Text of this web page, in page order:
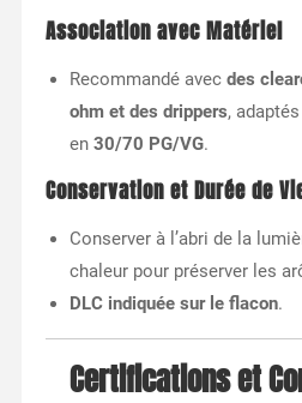
Association avec Matériel
Recommandé avec des
ohm et des drippers,
en 30/70 PG/VG.
Conservation et Durée de
Conserver à l’abri de la
chaleur pour préserver les
DLC indiquée sur le flacon.
Certifications et